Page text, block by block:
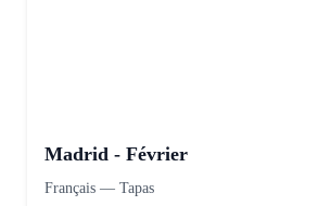
Madrid - Février
Français — Tapas